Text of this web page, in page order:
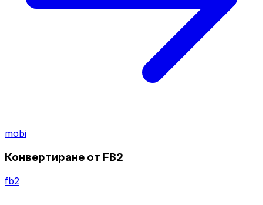
mobi
Конвертиране от FB2
fb2